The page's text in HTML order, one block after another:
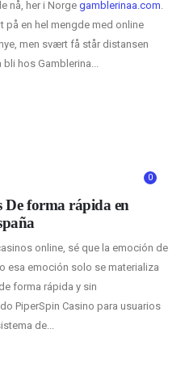
nå, her i Norge gamblerinaa.com
på en hel mengde med online
men svært få står distansen
hos Gamblerina...
0
De forma rápida en
online, sé que la emoción de
esa emoción solo se materializa
forma rápida y sin
PiperSpin Casino para usuarios
de...